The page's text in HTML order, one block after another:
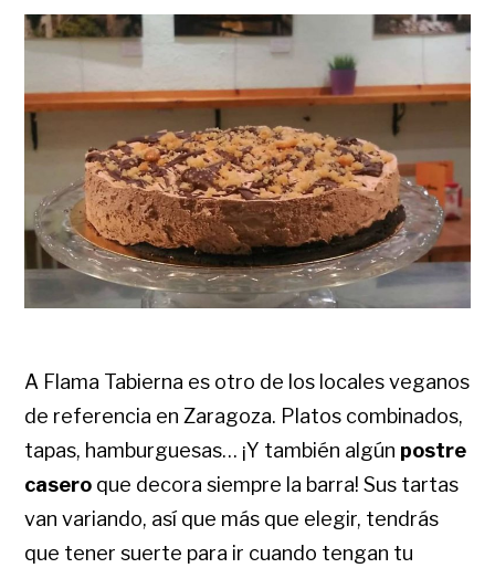
A Flama Tabierna es otro de los locales veganos
de referencia en Zaragoza. Platos combinados,
tapas, hamburguesas… ¡Y también algún postre
casero que decora siempre la barra! Sus tartas
van variando, así que más que elegir, tendrás
que tener suerte para ir cuando tengan tu